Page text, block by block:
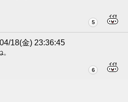
5
18(金) 23:36:45
6